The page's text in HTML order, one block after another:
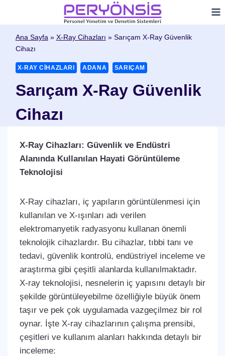
contentAna Sayfa» X-Ray Cihazları » Sarıçam X-Ray Güvenlik
Cihazı
X-RAY CIHAZLARI ADANA SARIÇAM
Sarıçam X-Ray Güvenlik
Cihazı
X-Ray Cihazları: Güvenlik ve Endüstri
Alanında Kullanılan Hayati Görüntüleme
Teknolojisi
X-Ray cihazları, iç yapıların görüntülenmesi için
kullanılan ve X-ışınları adı verilen
elektromanyetik radyasyonu kullanan önemli
teknolojik cihazlardır. Bu cihazlar, tıbbi tanı ve
tedavi, güvenlik kontrolü, endüstriyel inceleme ve
araştırma gibi çeşitli alanlarda kullanılmaktadır.
X-ray teknolojisi, nesnelerin iç yapısını detaylı bir
şekilde görüntüleyebilme özelliğiyle büyük önem
taşır ve pek çok uygulamada vazgeçilmez bir rol
oynar. İşte X-ray cihazlarının çalışma prensibi,
çeşitleri ve kullanım alanları hakkında detaylı bir
inceleme: